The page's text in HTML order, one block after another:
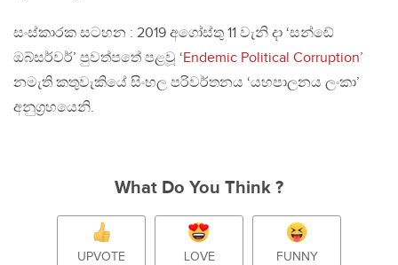
සංස්කාරක සටහන : 2019 අගෝස්තු 11 වැනි දා ‘සන්ඬේ
ඔබ්සර්වර්’ පුවත්පතේ පළවූ ‘Endemic Political Corruption’
නමැති කතුවැකියේ සිංහල පරිවර්තනය ‘යහපාලනය ලංකා’
අනුග‍්‍රහයෙනි.
What Do You Think ?
UPVOTE LOVE FUNNY